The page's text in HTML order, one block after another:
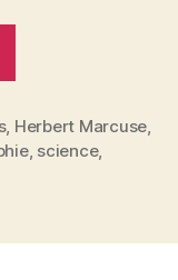
De
l’ontologie
technologie.
, Herbert Marcuse,
, science,